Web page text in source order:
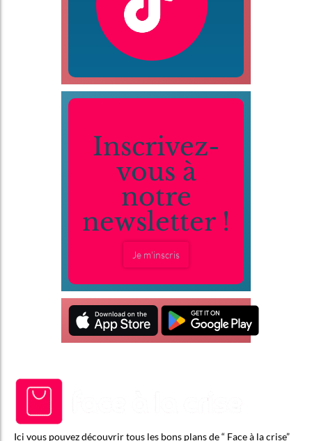
Inscrivez-
vous à
notre
newsletter !
Je m'inscris
Ici vous pouvez découvrir tous les bons plans de “ Face à la crise”